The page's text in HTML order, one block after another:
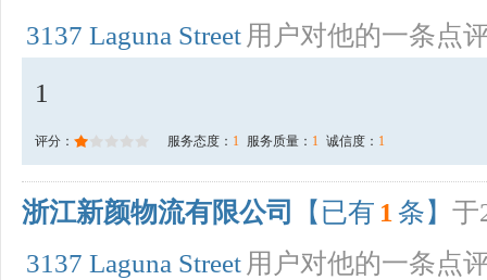
3137 Laguna Street 用户对他的一条点
1
评分： 服务态度： 1 服务质量： 1 诚信度： 1
浙江新颜物流有限公司 【已有 1 条】 于
3137 Laguna Street 用户对他的一条点